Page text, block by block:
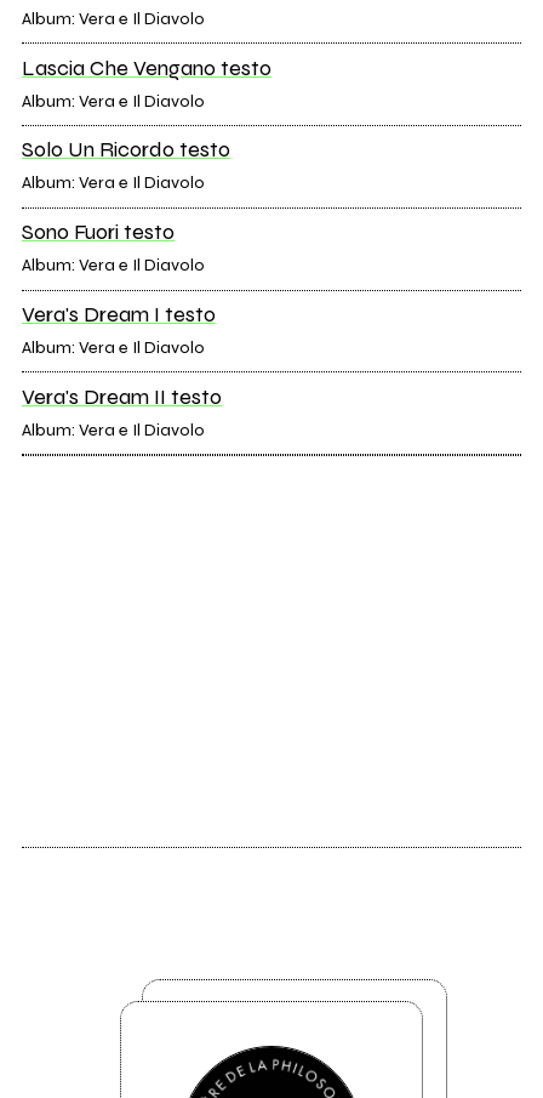
Album: Vera e Il Diavolo
Lascia Che Vengano testo
Album: Vera e Il Diavolo
Solo Un Ricordo testo
Album: Vera e Il Diavolo
Sono Fuori testo
Album: Vera e Il Diavolo
Vera's Dream I testo
Album: Vera e Il Diavolo
Vera's Dream II testo
Album: Vera e Il Diavolo